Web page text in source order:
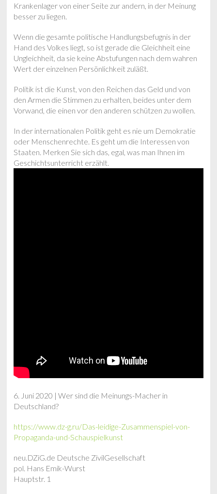
Krankenlager von einer Seite zur andern, in der Meinung
besser zu liegen.
Wenn die gesamte politische Handlungsbefugnis in der
Hand des Volkes liegt, so ist gerade die Gleichheit eine
Ungleichheit, da sie keine Abstufungen nach dem wahren
Wert der einzelnen Persönlichkeit zuläßt.
Politik ist die Kunst, von den Reichen das Geld und von
den Armen die Stimmen zu erhalten, beides unter dem
Vorwand, die einen vor den anderen schützen zu wollen.
In der internationalen Politik geht es nie um Demokratie
oder Menschenrechte. Es geht um die Interessen von
Staaten. Merken Sie sich das, egal, was man Ihnen im
Geschichtsunterricht erzählt.
6. Juni 2020 | Wer sind die Meinungs-Macher in
Deutschland?
https://www.dz-g.ru/Das-leidige-Zusammenspiel-von-
Propaganda-und-Schauspielkunst
neu.DZiG.de Deutsche ZivilGesellschaft
pol. Hans Emik-Wurst
Hauptstr. 1